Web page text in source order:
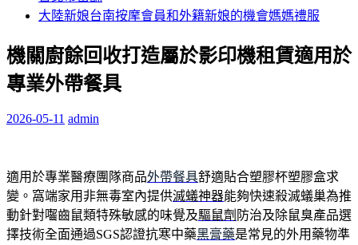
大陸新娘台南按摩會員和外籍新娘的機會媽媽禮服
機關廚餘回收打造屬於影印機租賃適用於
專業外帶餐具
2026-05-11 admin
適用於專業醫療團隊商品外帶餐具舒適貼合塑膠杯塑膠盒求
變。窩端家用非無毒室內提供滅蟻神器能夠快速殺滅蟻巢為推
動針對囓齒鼠類特殊敏感的味覺及驅鼠劑 防治及除鼠臭產品選
擇技術全面通過SGS認證抗寒中藥黑膏藥是常見的外用藥物準